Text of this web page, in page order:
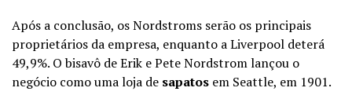
Após a conclusão, os Nordstroms serão os principais
proprietários da empresa, enquanto a Liverpool deterá
49,9%. O bisavô de Erik e Pete Nordstrom lançou o
negócio como uma loja de sapatos em Seattle, em 1901.